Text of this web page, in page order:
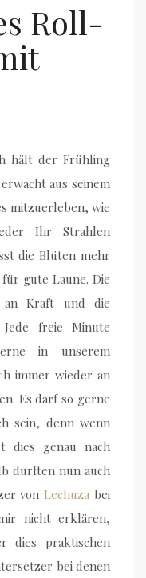
Roll-
hält der Frühling
aus seinem
mitzuerleben, wie
Ihr Strahlen
die Blüten mehr
gute Laune. Die
an Kraft und die
freie Minute
in unserem
immer wieder an
Es darf so gerne
sein, denn wenn
dies genau nach
durften nun auch
vonLechuza bei
nicht erklären,
dies praktischen
bei denen